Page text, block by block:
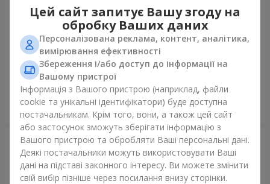
Букет "7 рожевих троянд!"
1 124 грн
Замовити
Романтичний букет
"Небеса"
Замовити
Цей сайт запитує Вашу згоду на
обробку Ваших даних
Персоналізована реклама, контент, аналітика,
вимірювання ефективності
Збереження і/або доступ до інформації на
Вашому пристрої
Інформація з Вашого пристрою (наприклад, файли
cookie та унікальні ідентифікатори) буде доступна
постачальникам. Крім того, вони, а також цей сайт
або застосунок зможуть зберігати інформацію з
Вашого пристрою та обробляти Ваші персональні дані.
Деякі постачальники можуть використовувати Ваші
дані на підставі законного інтересу. Ви можете змінити
свій вибір пізніше через посилання внизу сторінки.